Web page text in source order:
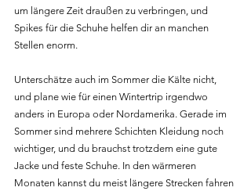
um längere Zeit draußen zu verbringen, und
Spikes für die Schuhe helfen dir an manchen
Stellen enorm.
Unterschätze auch im Sommer die Kälte nicht,
und plane wie für einen Wintertrip irgendwo
anders in Europa oder Nordamerika. Gerade im
Sommer sind mehrere Schichten Kleidung noch
wichtiger, und du brauchst trotzdem eine gute
Jacke und feste Schuhe. In den wärmeren
Monaten kannst du meist längere Strecken fahren